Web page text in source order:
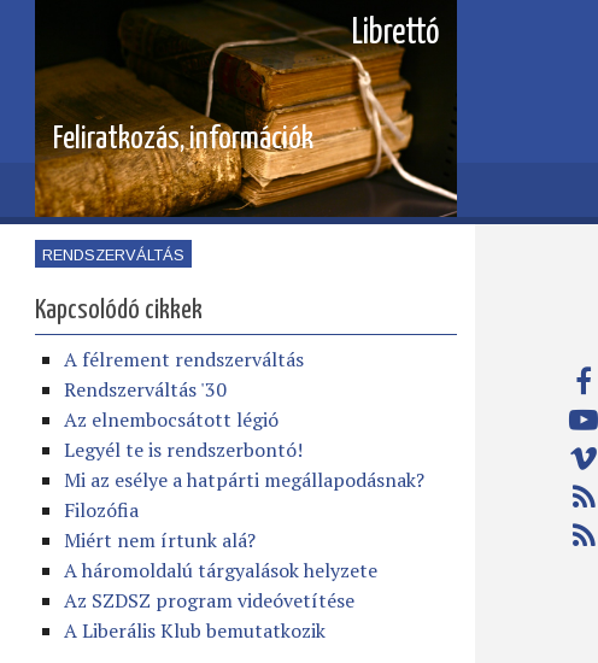
Librettó
Feliratkozás, információk
RENDSZERVÁLTÁS
Kapcsolódó cikkek
A félrement rendszerváltás
Rendszerváltás '30
Az elnembocsátott légió
Legyél te is rendszerbontó!
Mi az esélye a hatpárti megállapodásnak?
Filozófia
Miért nem írtunk alá?
A háromoldalú tárgyalások helyzete
Az SZDSZ program videóvetítése
A Liberális Klub bemutatkozik